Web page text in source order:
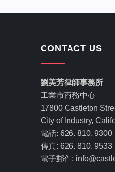
CONTACT US
劉美芳律師事務所
工業市商務中心
17800 Castleton
City of Industry,
電話: 626. 810. 9300
傳真: 626. 810. 9533
電子郵件: